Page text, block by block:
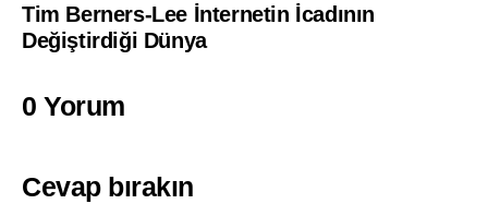
Tim Berners-Lee İnternetin İcadının
Değiştirdiği Dünya
0 Yorum
Cevap bırakın